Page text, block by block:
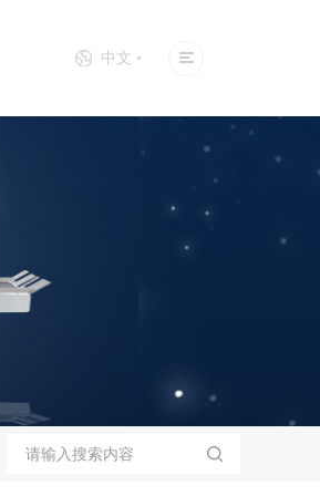
中文
全自动口罩机 包装生产线 三期OCR检测